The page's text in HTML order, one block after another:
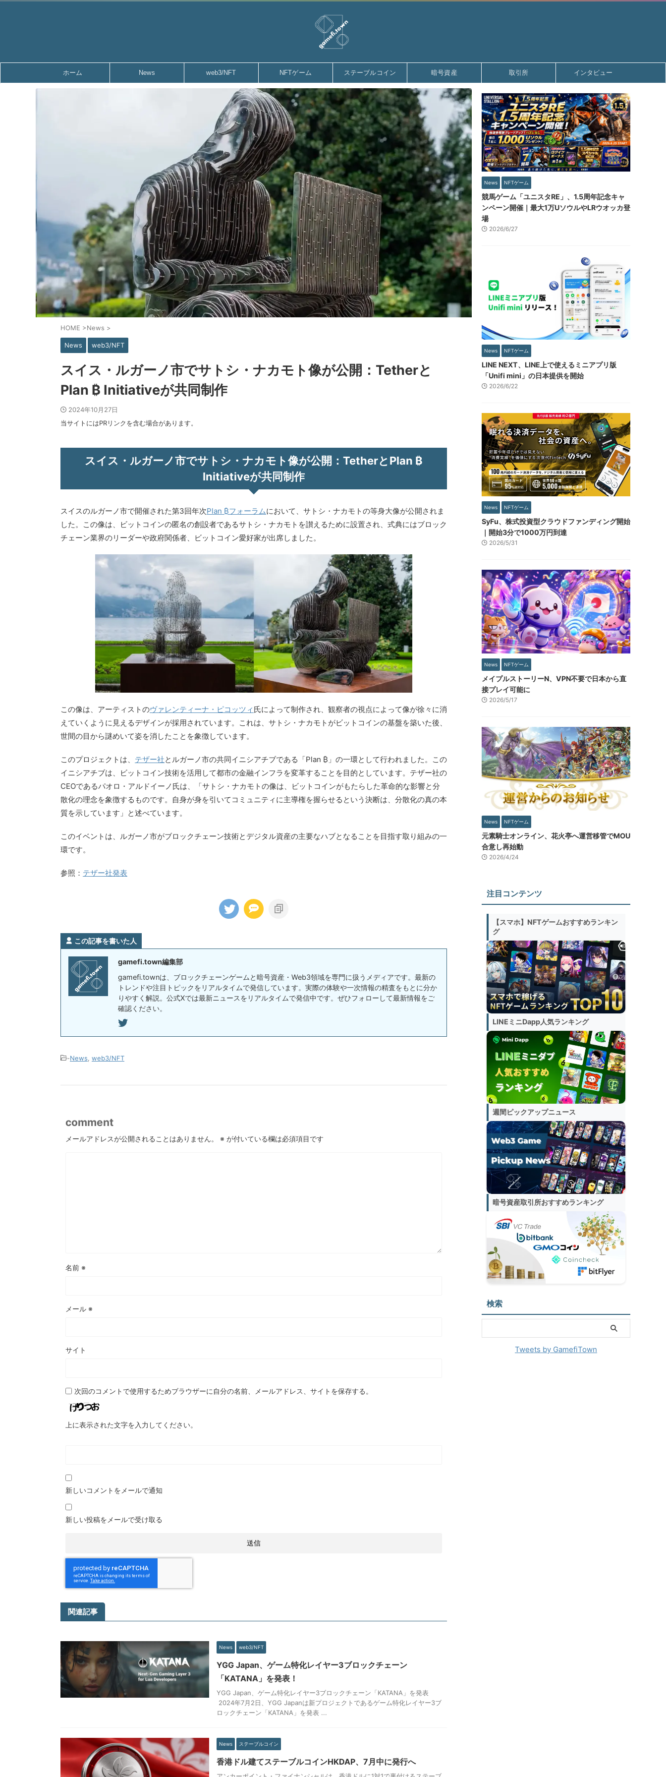
ホーム News web3/NFT NFTゲーム ステーブルコイン 暗号資産 取引所 インタビュー
HOME >News >
News web3/NFT
スイス・ルガーノ市でサトシ・ナカモト像が公開：Tetherと
Plan ₿ Initiativeが共同制作
2024年10月27日
当サイトにはPRリンクを含む場合があります。
スイス・ルガーノ市でサトシ・ナカモト像が公開：TetherとPlan ₿
Initiativeが共同制作
スイスのルガーノ市で開催された第3回年次Plan ₿フォーラムにおいて、サトシ・ナカモトの等身大像が公開されま
した。この像は、ビットコインの匿名の創設者であるサトシ・ナカモトを讃えるために設置され、式典にはブロック
チェーン業界のリーダーや政府関係者、ビットコイン愛好家が出席しました。
この像は、アーティストのヴァレンティーナ・ピコッツィ 氏によって制作され、観察者の視点によって像が徐々に消
えていくように見えるデザインが採用されています。これは、サトシ・ナカモトがビットコインの基盤を築いた後、
世間の目から謎めいて姿を消したことを象徴しています。
このプロジェクトは、 テザー社とルガーノ市の共同イニシアチブである「Plan ₿」の一環として行われました。この
イニシアチブは、ビットコイン技術を活用して都市の金融インフラを変革することを目的としています。テザー社の
CEOであるパオロ・アルドイーノ氏は、「サトシ・ナカモトの像は、ビットコインがもたらした革命的な影響と分
散化の理念を象徴するものです。自身が身を引いてコミュニティに主導権を握らせるという決断は、分散化の真の本
質を示しています」と述べています。
このイベントは、ルガーノ市がブロックチェーン技術とデジタル資産の主要なハブとなることを目指す取り組みの一
環です。
参照： テザー社発表
この記事を書いた人
gamefi.town編集部
gamefi.townは、ブロックチェーンゲームと暗号資産・Web3領域を専門に扱うメディアです。最新の
トレンドや注目トピックをリアルタイムで発信しています。実際の体験や一次情報の精査をもとに分か
りやすく解説。公式Xでは最新ニュースをリアルタイムで発信中です。ぜひフォローして最新情報をご
確認ください。
-News web3/NFT
comment
メールアドレスが公開されることはありません。 ※ が付いている欄は必須項目です
名前 ※
メール ※
サイト
次回のコメントで使用するためブラウザーに自分の名前、メールアドレス、サイトを保存する。
上に表示された文字を入力してください。
新しいコメントをメールで通知
新しい投稿をメールで受け取る
関連記事
News web3/NFT
YGG Japan、ゲーム特化レイヤー3ブロックチェーン
「KATANA」を発表！
YGG Japan、ゲーム特化レイヤー3ブロックチェーン「KATANA」を発表
2024年7月2日、YGG Japanは新プロジェクトであるゲーム特化レイヤー3ブ
ロックチェーン「KATANA」を発表 ...
News ステーブルコイン
香港ドル建てステーブルコインHKDAP、7月中に発行へ
News NFTゲーム
競馬ゲーム「ユニスタRE」、1.5周年記念キャ
ンペーン開催｜最大1万UソウルやLRウオッカ登
場
2026/6/27
News NFTゲーム
LINE NEXT、LINE上で使えるミニアプリ版
「Unifi mini」の日本提供を開始
2026/6/22
News NFTゲーム
SyFu、株式投資型クラウドファンディング開始
｜開始3分で1000万円到達
2026/5/31
News NFTゲーム
メイプルストーリーN、VPN不要で日本から直
接プレイ可能に
2026/5/17
News NFTゲーム
元素騎士オンライン、花火亭へ運営移管でMOU
合意し再始動
2026/4/24
注目コンテンツ
【スマホ】NFTゲームおすすめランキン
グ
LINEミニDapp人気ランキング
週間ピックアップニュース
暗号資産取引所おすすめランキング
検索
Tweets by GamefiTown